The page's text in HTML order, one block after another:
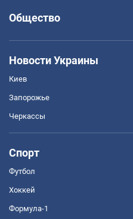
Общество
Новости Украины
Киев
Запорожье
Черкассы
Спорт
Футбол
Хоккей
Формула-1